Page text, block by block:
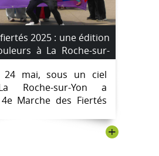
2025 : une édition
à La Roche-sur-
24 mai, sous un ciel
Roche-sur-Yon a
Marche des Fiertés
+